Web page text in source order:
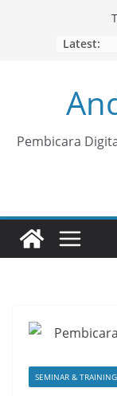
Latest:
Pembicara
SEMINAR & TRAINING